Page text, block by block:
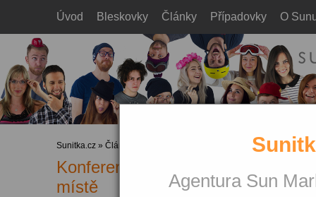
Agentura Sun
Úvod Bleskovky Články Případovky O
Sunitka.cz » Články
Konference Content First: obsah
místě